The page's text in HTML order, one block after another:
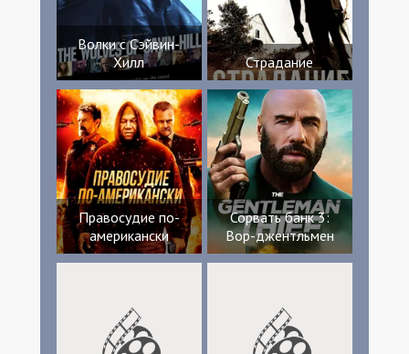
Волки с Сэйвин-
Хилл
Страдание
Правосудие по-
американски
Сорвать банк 3:
Вор-джентльмен